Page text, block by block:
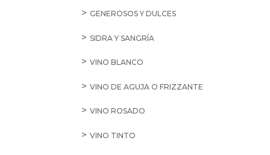
GENEROSOS Y DULCES
SIDRA Y SANGRÍA
VINO BLANCO
VINO DE AGUJA O FRIZZANTE
VINO ROSADO
VINO TINTO